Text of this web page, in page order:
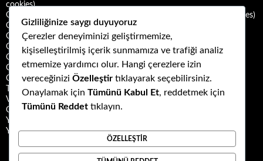
cookies)
Osmanlı Deniz Mahsulü Yemekleri (Ottoman/Turkish Seafood Dishes)
Osmanlı Halk Yemekleri (Ottoman/Turkish Folk Cuisine)
Osmanlı Mezeleri (Ottoman Mezes/Appetizers)
Osmanlı Saray Yemekleri (Ottoman/Turkish Palace Cuisine)
Osmanlı Şerbet ve Hoşafları (Ottoman/Turkish Sherbets and
Compotes)
Osmanlı Tatlıları (Ottoman/Turkish Desserts)
Türk Mutfağı Yemekleri (Turkish cuisine dishes)
Vegan ya da Vejetaryen Osmanlı Yemekleri (Vegan or Vegetarian
Ottoman/Turkish Dishes)
Yemek Kültürü (Food Culture)
Yemek ve Yemek Kültürü Kitapları
Gizliliğinize saygı duyuyoruz
Çerezler deneyiminizi geliştirmemize,
kişiselleştirilmiş içerik sunmamıza ve trafiği analiz
etmemize yardımcı olur. Hangi çerezlere izin
vereceğinizi Özelleştir tıklayarak seçebilirsiniz.
Onaylamak için Tümünü Kabul Et, reddetmek için
Tümünü Reddet tıklayın.
ÖZELLEŞTIR